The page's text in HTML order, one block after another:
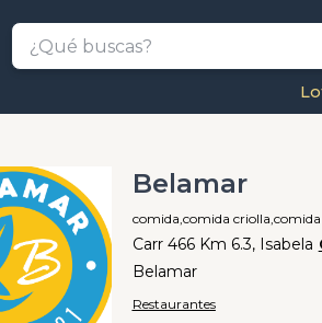
Belamar
comida,comida criolla,
Carr 466 Km 6.3, Isabela
Belamar
Restaurantes